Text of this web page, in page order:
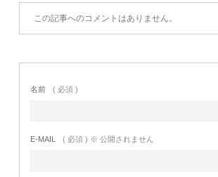
この記事へのコメントはありません。
名前 ( 必須 )
E-MAIL ( 必須 ) ※ 公開されません